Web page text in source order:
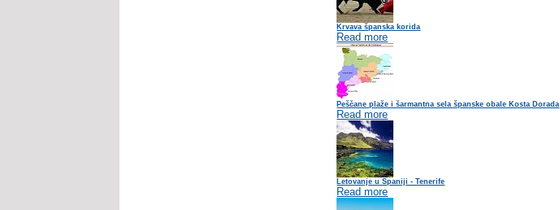
Krvava španska korida
Read more
Peščane plaže i šarmantna sela španske obale Kosta Dorada
Read more
Letovanje u Španiji - Tenerife
Read more